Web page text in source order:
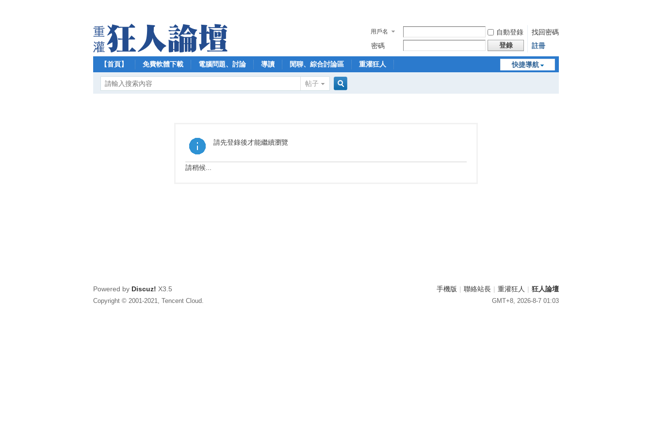
用戶名 自動登錄
找回密碼
密碼
登錄 註冊
快捷導航
【首頁】 免費軟體下載 電腦問題、討論 導讀 閒聊、綜合討論區 重灌狂人
帖子
請先登錄後才能繼續瀏覽
請稍候...
手機版 | 聯絡站長 | 重灌狂人 | 狂人論壇
GMT+8, 2026-8-7 01:03
Powered by Discuz! X3.5
Copyright © 2001-2021, Tencent Cloud.